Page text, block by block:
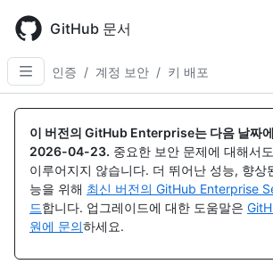
main
content
GitHub 문서
인증 / 계정 보안 / 키 배포
이 버전의 GitHub Enterprise는 다음 날짜
2026-04-23. 중요한 보안 문제에 대해서
이루어지지 않습니다. 더 뛰어난 성능, 향상
능을 위해 최신 버전의 GitHub Enterprise
드합니다. 업그레이드에 대한 도움말은
원에 문의하세요.